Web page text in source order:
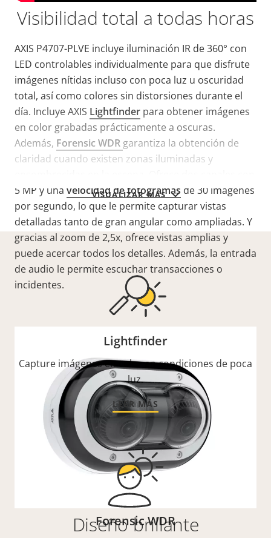
VISUALIZAR MÁS
Visibilidad total a todas horas
AXIS P4707-PLVE incluye iluminación IR de 360° con
LED controlables individualmente para que disfrute
imágenes nítidas incluso con poca luz u oscuridad
total, así como colores sin distorsiones durante el
día. Incluye AXIS Lightfinder para obtener imágenes
en color grabadas prácticamente a oscuras.
Además, Forensic WDR garantiza la obtención de
claridad cuando existen zonas iluminadas y
5 MP y una velocidad de fotogramas de 30 imágenes
por segundo, lo que le permite capturar vistas
detalladas tanto de gran angular como ampliadas. Y
gracias al zoom de 2,5x, ofrece vistas amplias y
puede acercar todos los detalles. Además, la entrada
de audio le permite escuchar transacciones o
incidentes.
Diseño brillante
Lightfinder
Capture imágenes en color en condiciones de poca
luz.
LEER MÁS
Forensic WDR